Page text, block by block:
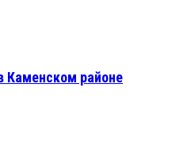
Каменском районе